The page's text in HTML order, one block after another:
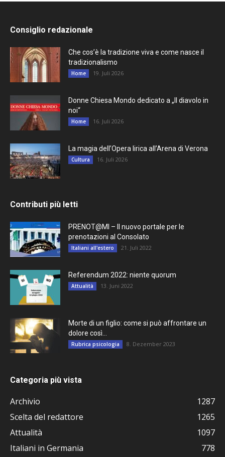
Consiglio redazionale
Che cos’è la tradizione viva e come nasce il
tradizionalismo
Home 19. Juli 2026
Donne Chiesa Mondo dedicato a „Il diavolo in
noi“
Home 16. Juli 2026
La magia dell’Opera lirica all’Arena di Verona
Cultura 16. Juli 2026
Contributi più letti
PRENOT@MI – Il nuovo portale per le
prenotazioni al Consolato
Italiani all'estero 21. Juli 2022
Referendum 2022: niente quorum
Attualità 13. Juni 2022
Morte di un figlio: come si può affrontare un
dolore così...
Rubrica psicologia 8. Dezember 2023
Categoria più vista
Archivio
1287
Scelta del redattore
1265
Attualità
1097
Italiani in Germania
778